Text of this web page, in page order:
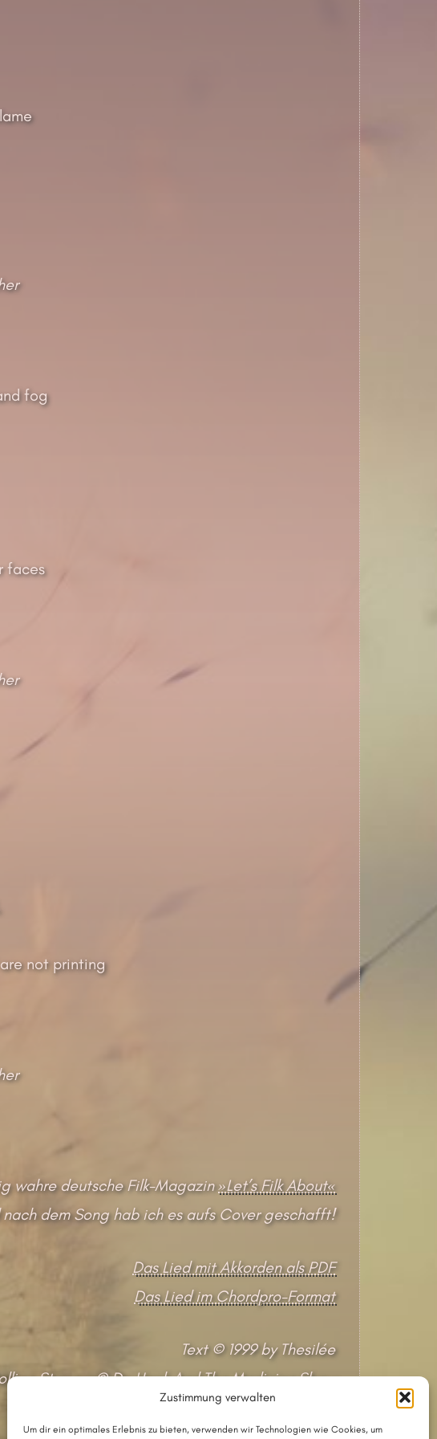
Zustimmung verwalten
Um dir ein optimales Erlebnis zu bieten, verwenden wir Technologien wie Cookies, um
fog
faces
not printing
wahre deutsche Filk-Magazin»Let’s Filk About«
nach dem Song hab ich es aufs Cover geschafft!
Das Lied mit Akkorden als PDF
Das Lied im Chordpro-Format
Text © 1999 by Thesilée
Stong«, © Dr. Hook And The Medicine Show